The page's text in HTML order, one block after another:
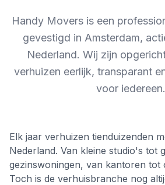
Handy Movers is een
gevestigd in Amsterdam,
Nederland. Wij zijn
verhuizen eerlijk, transparant
voor iedereen.
Elk jaar verhuizen tienduizenden
Nederland. Van kleine studio's tot
gezinswoningen, van kantoren tot
Toch is de verhuisbranche nog